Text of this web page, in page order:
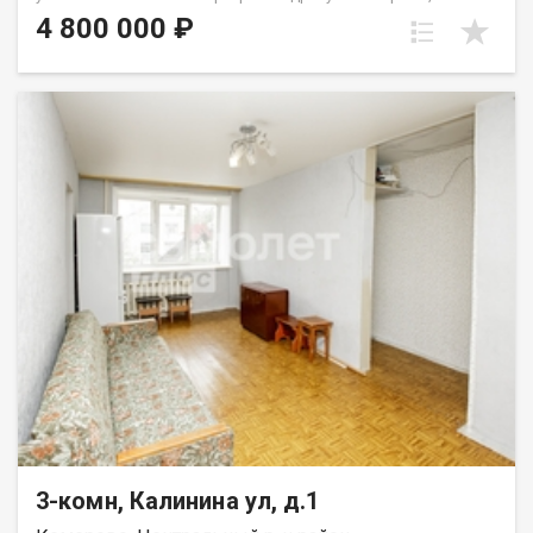
проспект Октябрьский, 60. Общая площадь квартиры
составляет 47 м². Квартира отлично подойдёт для семьи с
изолированные спальни, раздельный санузел и балкон. Окна
квартиры выходят в тихий зелёный двор, что обеспечивает
спокойствие и отсутствие шума от проезжей части. В
квартире выполнен косметический ремонт, благодаря чему
можно заехать и жить сразу после покупки. Квартира очень
тёплая, комфортная для проживания в любое время года.
Дом расположен в районе с развитой инфраструктурой и
отличной транспортной доступностью. В шаговой
доступности находятся Бульвар Строителей, Московская
площадь, ТЦ «Лето», магазины, школы, детские сады и
остановки общественного транспорта. Удобная транспортная
развязка позволяет быстро добраться в любую часть
города. Дополнительным преимуществом является наличие
хорошей наземной парковки рядом с домом, где всегда
можно найти место для автомобиля. В доме проживают
спокойные и тихие соседи, что создаёт комфортную
атмосферу для проживания. Приобретая недвижимость
через АН «Самолет Плюс», вы получаете:• юридическое
4 800 000 ₽
3-комн, Калинина ул, д.1